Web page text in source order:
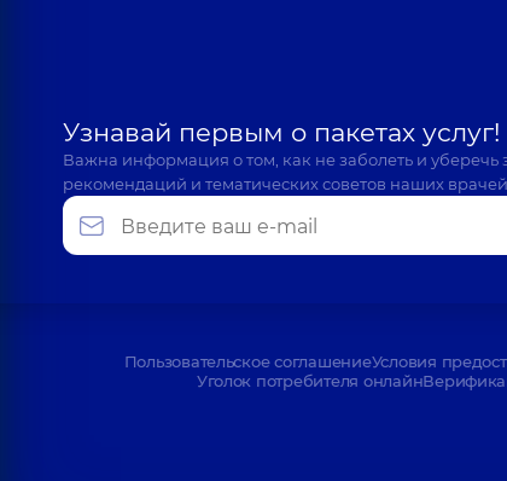
Узнавай первым о пакетах услуг!
Важна информация о том, как не заболеть и
рекомендаций и тематических советов наших
Пользовательское соглашениеУсловия
Уголок потребителя онлайн